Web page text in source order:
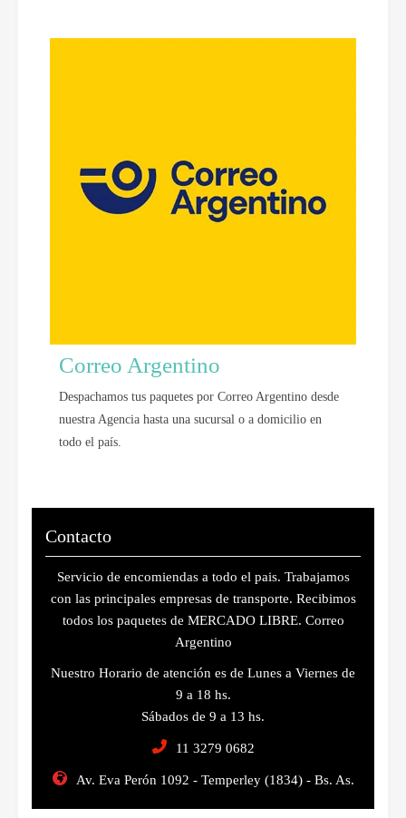
Correo Argentino
Despachamos tus paquetes por Correo Argentino desde
nuestra Agencia hasta una sucursal o a domicilio en
todo el país.
Contacto
Servicio de encomiendas a todo el pais. Trabajamos
con las principales empresas de transporte. Recibimos
todos los paquetes de MERCADO LIBRE. Correo
Argentino
Nuestro Horario de atención es de Lunes a Viernes de
9 a 18 hs.
Sábados de 9 a 13 hs.
11 3279 0682
Av. Eva Perón 1092 - Temperley (1834) - Bs. As.